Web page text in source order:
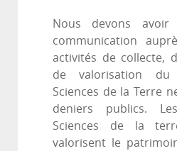
Nous devons
communication
activités de collecte,
de valorisation du
Sciences de la Terre
deniers publics.
Sciences de la
valorisent le